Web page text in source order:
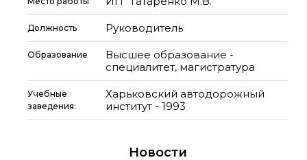
Должность Руководитель
Образование
Высшее образование -
специалитет, магистратура
Учебные
заведения:
Харьковский автодорожный
институт - 1993
Новости